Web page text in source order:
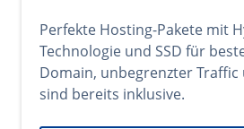
Perfekte Hosting-Pakete mit
Technologie und SSD für
Domain, unbegrenzter Traffic
sind bereits inklusive.